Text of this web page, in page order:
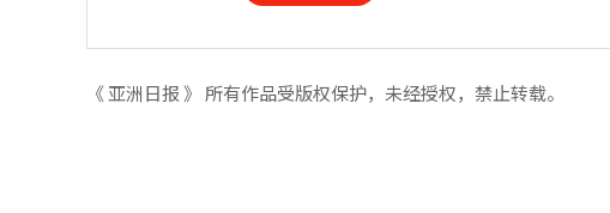
《 亚洲日报 》 所有作品受版权保护，未经授权，禁止转载。